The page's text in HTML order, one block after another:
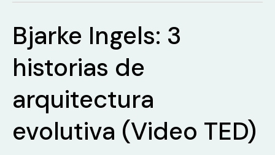
Norman
Foster
TED)
Bjarke Ingels: 3
historias de
arquitectura
evolutiva (Video TED)